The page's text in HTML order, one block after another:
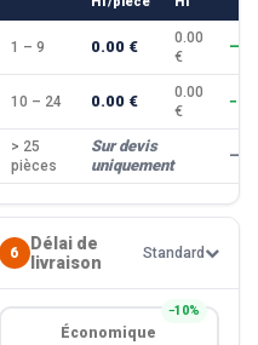
1 – 9 0.00 €
0.00
€
—
10 – 24 0.00 €
0.00
€
> 25
pièces
Sur devis
uniquement
—
6
Délai de
livraison
Standard
−10%
Économique